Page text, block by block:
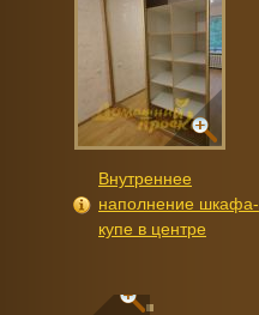
Внутреннее
наполнение шкафа-
купе в центре